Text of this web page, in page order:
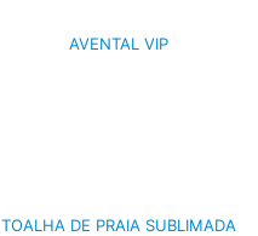
AVENTAL VIP
TOALHA DE PRAIA SUBLIMADA